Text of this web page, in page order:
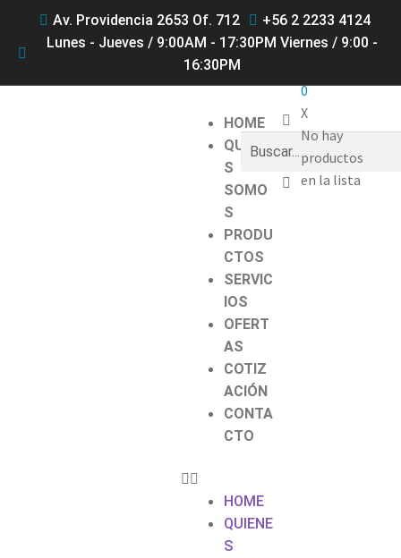
Av. Providencia 2653 Of. 712
+56 2 2233 4124
Lunes - Jueves / 9:00AM - 17:30PM Viernes / 9:00 -
16:30PM
HOME
QUIENE
S
SOMO
S
PRODU
CTOS
SERVIC
IOS
OFERT
AS
COTIZ
ACIÓN
CONTA
CTO
HOME
QUIENE
S
0
X
No hay
productos
en la lista